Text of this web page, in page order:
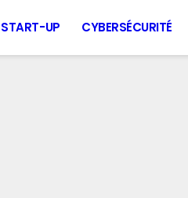
START-UP CYBERSÉCURITÉ